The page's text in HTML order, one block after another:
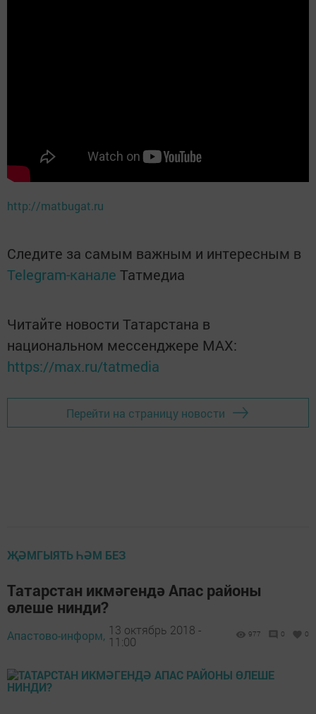
http://matbugat.ru
Следите за самым важным и интересным в
Telegram-канале Татмедиа
Читайте новости Татарстана в
национальном мессенджере MАХ:
https://max.ru/tatmedia
Перейти на страницу новости
ҖӘМГЫЯТЬ ҺӘМ БЕЗ
Татарстан икмәгендә Апас районы
өлеше нинди?
Апастово-информ, 13 октябрь 2018 -
11:00
977 0 0